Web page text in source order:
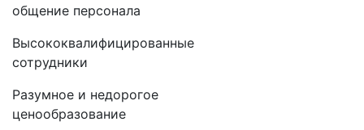
общение персонала
Высококвалифицированные
сотрудники
Разумное и недорогое
ценообразование